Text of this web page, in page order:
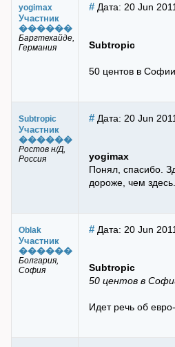
yogimax
Участник
������
Баргтехайде,
Германия
# Дата: 20 Jun
Subtropic
50 центов в
Subtropic
Участник
������
Ростов н/Д,
Россия
# Дата: 20 Jun
yogimax
Понял, спасибо.
дороже, чем
Oblak
Участник
������
Болгария,
София
# Дата: 20 Jun
Subtropic
50 центов в
Идет речь об